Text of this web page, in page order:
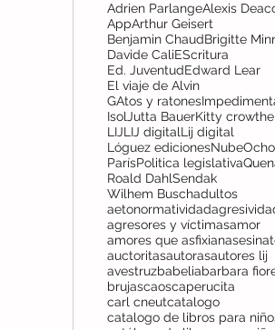
Adrien ParlangeAlexis
AppArthur Geisert
Benjamin ChaudBrigitte
Davide CaliEScritura
Ed. JuventudEdward Lear
El viaje de Alvin
GAtos y ratones
Isol Jutta BauerKitty
LIJLIJ digitalLij digital
Lóguez edicionesNubeOcho
ParísPolitica legislativa
Roald DahlSendak
Wilhem Buschadultos
aetonormatividad
agresores y víctimasamor
amores que asfixian
auctoritasautorasautores lij
avestruzbabeliabarbara
brujascaoscaperucita
carl cneutcatalogo